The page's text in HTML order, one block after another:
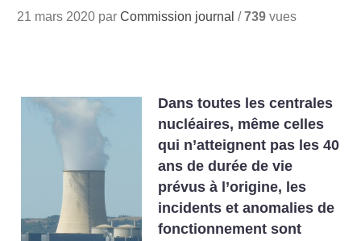
21 mars 2020 parCommission journal /739 vues
Dans toutes les centrales
nucléaires, même celles
qui n’atteignent pas les 40
ans de durée de vie
prévus à l’origine, les
incidents et anomalies de
fonctionnement sont